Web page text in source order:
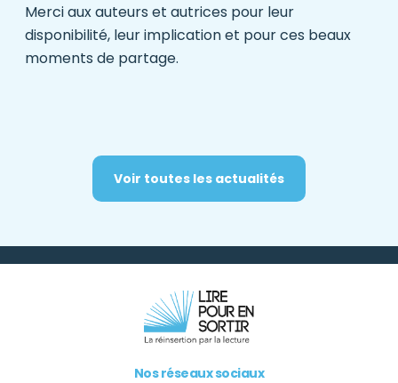
Merci aux auteurs et autrices pour leur
disponibilité, leur implication et pour ces beaux
moments de partage.
Voir toutes les actualités
Nos réseaux sociaux